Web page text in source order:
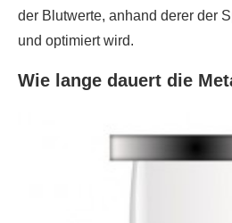
der Blutwerte, anhand derer der
und optimiert wird.
Wie lange dauert die